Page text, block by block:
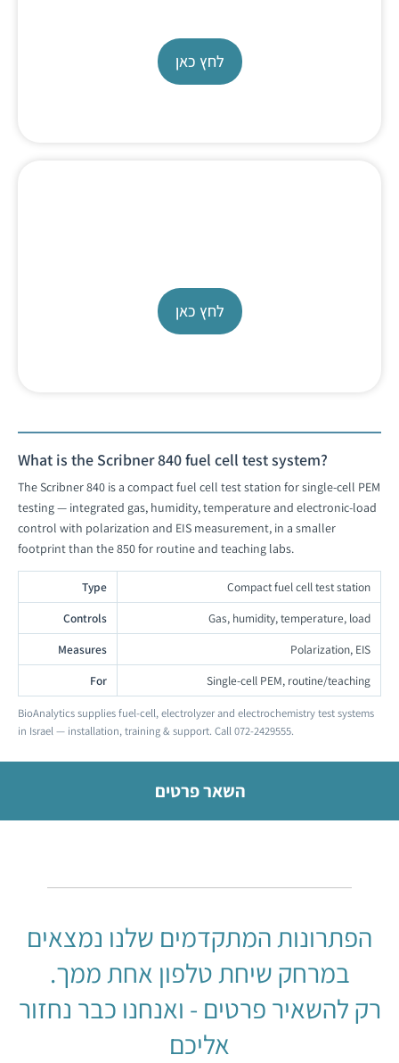
לחץ כאן
לחץ כאן
What is the Scribner 840 fuel cell test system?
The Scribner 840 is a compact fuel cell test station for single-cell PEM
testing — integrated gas, humidity, temperature and electronic-load
control with polarization and EIS measurement, in a smaller
footprint than the 850 for routine and teaching labs.
Type
Compact fuel cell test station
Controls
Gas, humidity, temperature, load
Measures
Polarization, EIS
For
Single-cell PEM, routine/teaching
BioAnalytics supplies fuel-cell, electrolyzer and electrochemistry test systems
in Israel — installation, training & support. Call 072-2429555.
השאר פרטים
הפתרונות המתקדמים שלנו נמצאים
במרחק שיחת טלפון אחת ממך.
רק להשאיר פרטים - ואנחנו כבר נחזור
אליכם